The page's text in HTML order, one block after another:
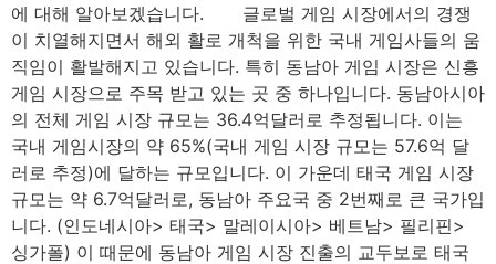
에 대해 알아보겠습니다. 글로벌 게임 시장에서의 경쟁
이 치열해지면서 해외 활로 개척을 위한 국내 게임사들의 움
직임이 활발해지고 있습니다. 특히 동남아 게임 시장은 신흥
게임 시장으로 주목 받고 있는 곳 중 하나입니다. 동남아시아
의 전체 게임 시장 규모는 36.4억달러로 추정됩니다. 이는
국내 게임시장의 약 65%(국내 게임 시장 규모는 57.6억 달
러로 추정)에 달하는 규모입니다. 이 가운데 태국 게임 시장
규모는 약 6.7억달러로, 동남아 주요국 중 2번째로 큰 국가입
니다. (인도네시아> 태국> 말레이시아> 베트남> 필리핀>
싱가폴) 이 때문에 동남아 게임 시장 진출의 교두보로 태국